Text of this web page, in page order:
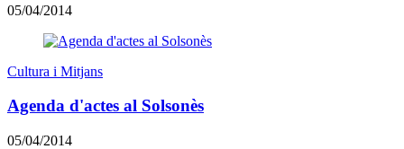
05/04/2014
Cultura i Mitjans
Agenda d'actes al Solsonès
05/04/2014